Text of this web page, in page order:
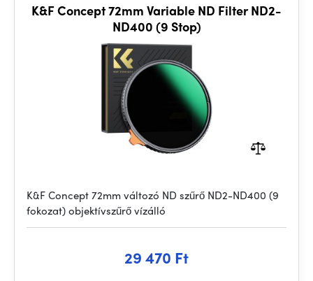
K&F Concept 72mm Variable ND Filter ND2-
ND400 (9 Stop)
K&F Concept 72mm változó ND szűrő ND2-ND400 (9
fokozat) objektívszűrő vízálló
29 470 Ft